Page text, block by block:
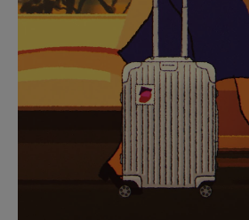
SUR
POUR
METTRE
PAUSE
VEUILLEZ
CLIQUER
POUR
RÉACTIVER
LE
SON